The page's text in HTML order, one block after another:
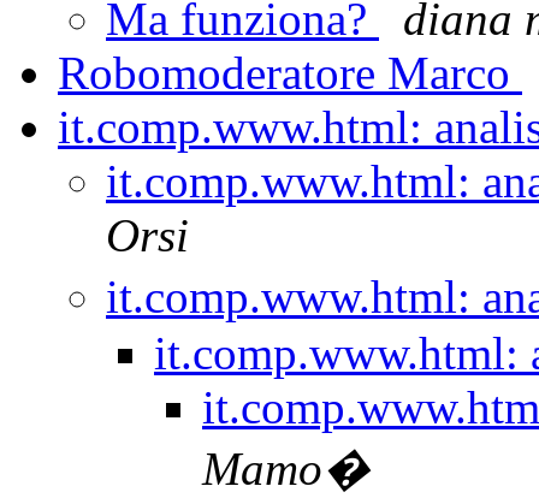
Ma funziona?
diana
Robomoderatore Marco
it.comp.www.html:
it.comp.www.html:
Orsi
it.comp.www.html:
it.comp.www.html:
Mamo�